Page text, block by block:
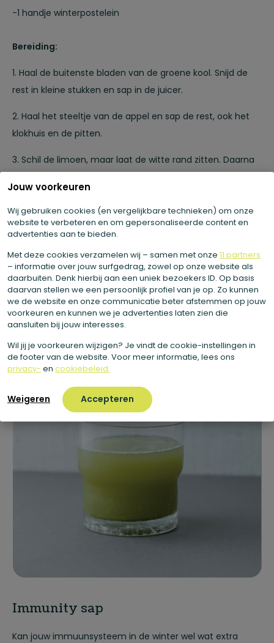
Jouw voorkeuren
Wij gebruiken cookies (en vergelijkbare technieken) om onze
website te verbeteren en om gepersonaliseerde content en
advertenties aan te bieden.
Met deze cookies verzamelen wij – samen met onze 11 partners
– informatie over jouw surfgedrag, zowel op onze website als
daarbuiten. Denk hierbij aan een uniek bezoekers ID. Op basis
daarvan stellen we een persoonlijk profiel van je op. Zo kunnen
we de website en onze communicatie beter afstemmen op jouw
voorkeuren en kunnen we je advertenties laten zien die
aansluiten bij jouw interesses.
Wil jij je voorkeuren wijzigen? Je vindt de cookie-instellingen in
de footer van de website. Voor meer informatie, lees ons
privacy- en cookiebeleid.
Weigeren Accepteren
-1 handje winterpostelein
Bereiding:
1. Haal de buitenste bladen van de groene kool. Snijd de
rest in kleine stukken en sap in de juicer.
2. Haal het steeltje van de appel en sap de rest, ook het
klokhuis en de pitten.
3. Schil de limoen, maar laat de witte rand zitten. Daarna
5. Sap de winterpostelein.
Immunity sap
Kan jouw immuunsysteem in de winter wel wat extra